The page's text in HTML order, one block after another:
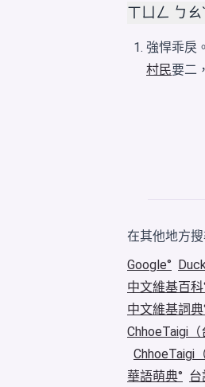
ㄒㄩㄥ ㄅㄠˋ
強悍乖戾
村民要二
在其他地方搜
Google
中文維基百科
中文維基詞典
ChhoeTaigi（
ChhoeTaigi
華語萌典
台